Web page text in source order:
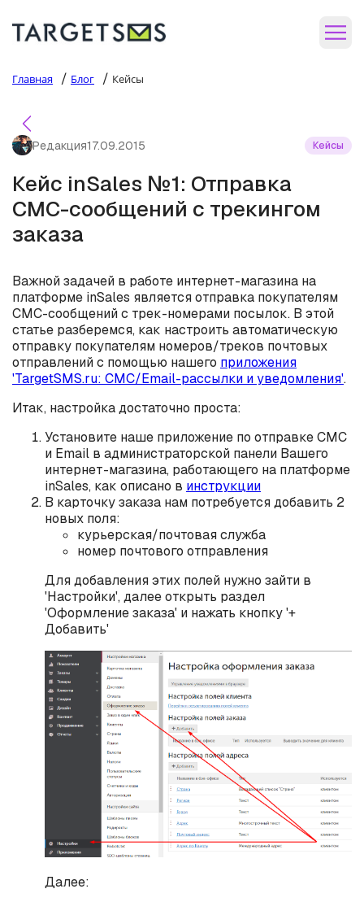
Главная / Блог / Кейсы
Редакция17.09.2015 Кейсы
Кейс inSales №1: Отправка
СМС-сообщений с трекингом
заказа
Важной задачей в работе интернет-магазина на
платформе inSales является отправка покупателям
СМС-сообщений с трек-номерами посылок. В этой
статье разберемся, как настроить автоматическую
отправку покупателям номеров/треков почтовых
отправлений с помощью нашего приложения
'TargetSMS.ru: СМС/Email-рассылки и уведомления'.
Итак, настройка достаточно проста:
Установите наше приложение по отправке СМС
и Email в администраторской панели Вашего
интернет-магазина, работающего на платформе
inSales, как описано в инструкции
В карточку заказа нам потребуется добавить 2
новых поля:
курьерская/почтовая служба
номер почтового отправления
Для добавления этих полей нужно зайти в
'Настройки', далее открыть раздел
'Оформление заказа' и нажать кнопку '+
Добавить'
Далее: